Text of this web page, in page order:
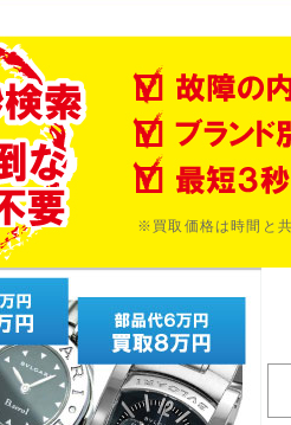
※買取価格は時間と